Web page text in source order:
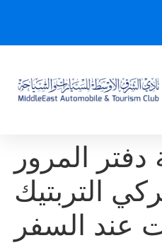
دفتر المرور
التربتيك
عند السفر